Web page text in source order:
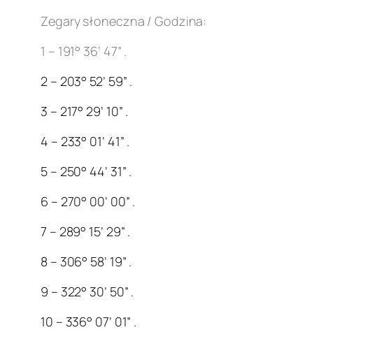
Zegary słoneczna / Godzina:
1 – 191° 36’ 47” .
2 – 203° 52’ 59” .
3 – 217° 29’ 10” .
4 – 233° 01’ 41” .
5 – 250° 44’ 31” .
6 – 270° 00’ 00” .
7 – 289° 15’ 29” .
8 – 306° 58’ 19” .
9 – 322° 30’ 50” .
10 – 336° 07’ 01” .